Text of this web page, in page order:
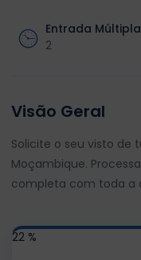
Entrada Múltipla
2
Visão Geral
Solicite o seu visto de
Moçambique.
completa com toda a
22 %